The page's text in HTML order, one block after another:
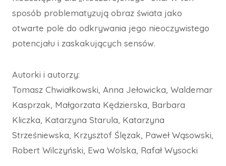
sposób problematyzują obraz świata jako
otwarte pole do odkrywania jego nieoczywistego
potencjału i zaskakujących sensów.
Autorki i autorzy:
Tomasz Chwiałkowski, Anna Jełowicka, Waldemar
Kasprzak, Małgorzata Kędzierska, Barbara
Kliczka, Katarzyna Starula, Katarzyna
Strześniewska, Krzysztof Ślęzak, Paweł Wąsowski,
Robert Wilczyński, Ewa Wolska, Rafał Wysocki